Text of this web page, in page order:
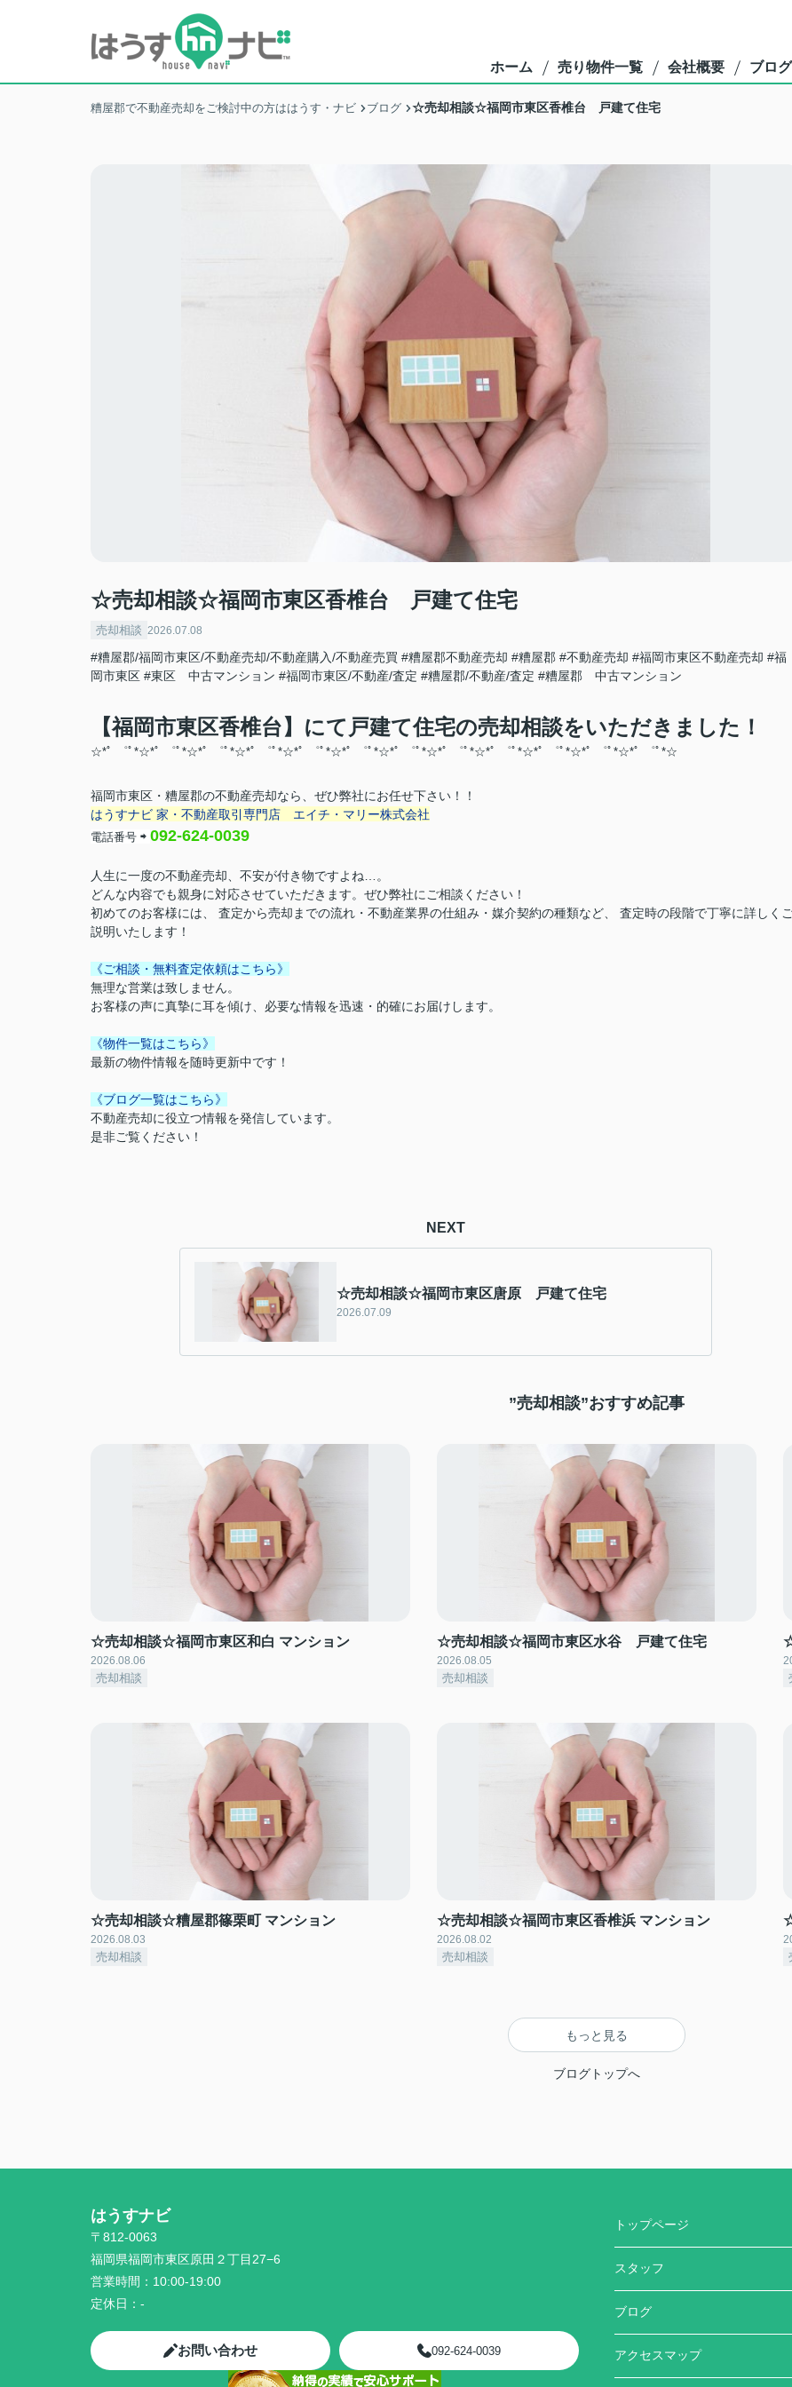
ホーム 売り物件一覧 会社概要 ブログ
糟屋郡で不動産売却をご検討中の方ははうす・ナビ ブログ ☆売却相談☆福岡市東区香椎台 戸建て住宅
☆売却相談☆福岡市東区香椎台 戸建て住宅
売却相談 2026.07.08
#糟屋郡/福岡市東区/不動産売却/不動産購入/不動産売買 #糟屋郡不動産売却 #糟屋郡 #不動産売却 #福岡市東区不動産売却 #福
岡市東区 #東区 中古マンション #福岡市東区/不動産/査定 #糟屋郡/不動産/査定 #糟屋郡 中古マンション
【福岡市東区香椎台】にて戸建て住宅の売却相談をいただきました！
☆*ﾟ ゜ﾟ*☆*ﾟ ゜ﾟ*☆*ﾟ ゜ﾟ*☆*ﾟ ゜ﾟ*☆*ﾟ ゜ﾟ*☆*ﾟ ゜ﾟ*☆*ﾟ ゜ﾟ*☆*ﾟ ゜ﾟ*☆*ﾟ ゜ﾟ*☆*ﾟ ゜ﾟ*☆*ﾟ ゜ﾟ*☆*ﾟ ゜ﾟ*☆
福岡市東区・糟屋郡の不動産売却なら、ぜひ弊社にお任せ下さい！！
はうすナビ 家・不動産取引専門店 エイチ・マリー株式会社
電話番号 ⇨ 092-624-0039
人生に一度の不動産売却、不安が付き物ですよね…。
どんな内容でも親身に対応させていただきます。ぜひ弊社にご相談ください！
初めてのお客様には、 査定から売却までの流れ・不動産業界の仕組み・媒介契約の種類など、 査定時の段階で丁寧に詳しく
説明いたします！
《ご相談・無料査定依頼はこちら》
無理な営業は致しません。
お客様の声に真摯に耳を傾け、必要な情報を迅速・的確にお届けします。
《物件一覧はこちら》
最新の物件情報を随時更新中です！
《ブログ一覧はこちら》
不動産売却に役立つ情報を発信しています。
是非ご覧ください！
NEXT
☆売却相談☆福岡市東区唐原 戸建て住宅
2026.07.09
”売却相談”おすすめ記事
☆売却相談☆福岡市東区和白 マンション
2026.08.06
売却相談
☆売却相談☆福岡市東区水谷 戸建て住宅
2026.08.05
売却相談
☆売却相談☆糟屋郡篠栗町 マンション
2026.08.03
売却相談
☆売却相談☆福岡市東区香椎浜 マンション
2026.08.02
売却相談
もっと見る
ブログトップへ
はうすナビ
〒812-0063
福岡県福岡市東区原田２丁目27−6
営業時間： 10:00-19:00
定休日： -
お問い合わせ 092-624-0039
トップページ
スタッフ
ブログ
アクセスマップ